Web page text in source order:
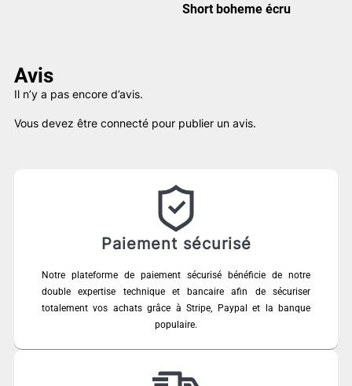
Short boheme écru
Avis
Il n’y a pas encore d’avis.
Vous devez être connecté pour publier un avis.
Paiement sécurisé
Notre plateforme de paiement sécurisé bénéficie de notre
double expertise technique et bancaire afin de sécuriser
totalement vos achats grâce à Stripe, Paypal et la banque
populaire.